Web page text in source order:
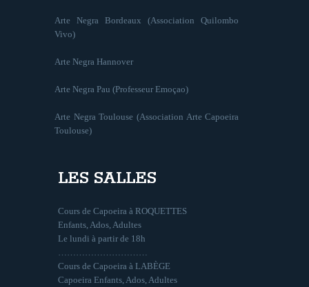
Arte Negra Bordeaux (Association Quilombo
Vivo)
Arte Negra Hannover
Arte Negra Pau (Professeur Emoçao)
Arte Negra Toulouse (Association Arte Capoeira
Toulouse)
LES SALLES
Cours de Capoeira à ROQUETTES
Enfants, Ados, Adultes
Le lundi à partir de 18h
Cours de Capoeira à LABÈGE
Capoeira Enfants, Ados, Adultes